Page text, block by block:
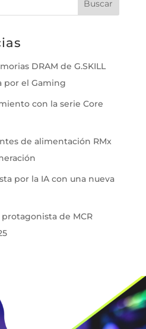
DRAM de G.SKILL
por el Gaming
con la serie Core
de alimentación RMx
por la IA con una nueva
de MCR